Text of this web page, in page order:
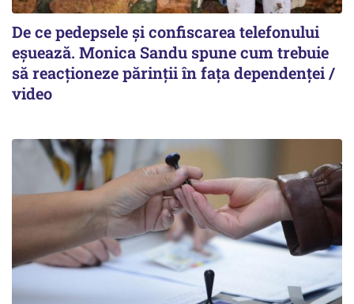
De ce pedepsele și confiscarea telefonului
eșuează. Monica Sandu spune cum trebuie
să reacționeze părinții în fața dependenței /
video